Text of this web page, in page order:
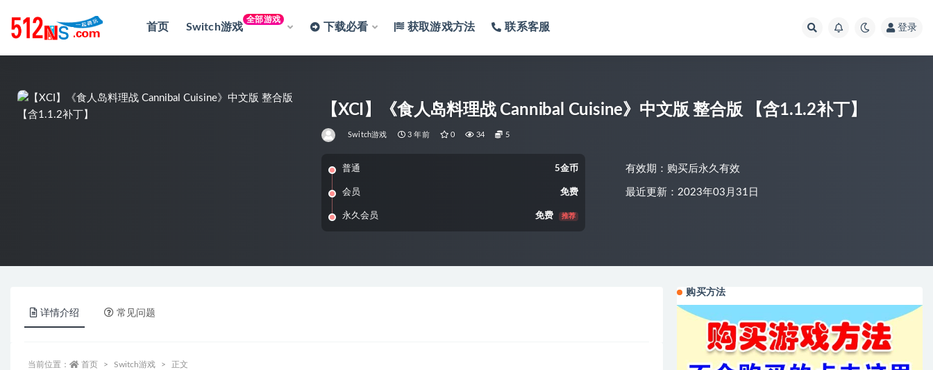
首页 Switch游戏
全部游戏
下载必看 获取游戏方法 联系客服 登录
【XCI】《食人岛料理战 Cannibal Cuisine》中文版 整合版 【含1.1.2补丁】
Switch游戏 3 年前 0 34 5
普通 5金币
会员 免费
永久会员 免费 推荐
有效期：购买后永久有效
最近更新：2023年03月31日
详情介绍 常见问题
当前位置： 首页 Switch游戏 正文
购买方法